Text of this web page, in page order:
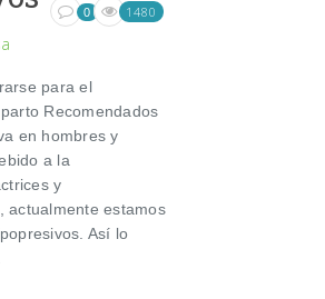
0 1480
para el
Recomendados
en hombres y
a la
y
actualmente estamos
Así lo